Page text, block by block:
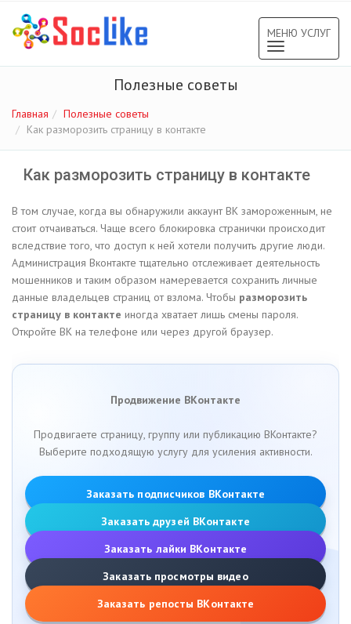
МЕНЮ УСЛУГ
navigation
Полезные советы
Главная
Полезные советы
Как разморозить страницу в контакте
Как разморозить страницу в контакте
В том случае, когда вы обнаружили аккаунт ВК замороженным, не
стоит отчаиваться. Чаще всего блокировка странички происходит
вследствие того, что доступ к ней хотели получить другие люди.
Администрация Вконтакте тщательно отслеживает деятельность
мошенников и таким образом намеревается сохранить личные
данные владельцев страниц от взлома. Чтобы разморозить
страницу в контакте иногда хватает лишь смены пароля.
Откройте ВК на телефоне или через другой браузер.
Продвижение ВКонтакте
Продвигаете страницу, группу или публикацию ВКонтакте?
Выберите подходящую услугу для усиления активности.
Заказать подписчиков ВКонтакте
Заказать друзей ВКонтакте
Заказать лайки ВКонтакте
Заказать просмотры видео
Заказать репосты ВКонтакте